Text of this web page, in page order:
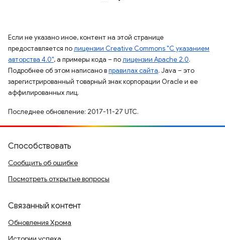
Если не указано иное, контент на этой странице
предоставляется полицензии Creative Commons "С указанием
авторства 4.0", а примеры кода – полицензии Apache 2.0.
Подробнее об этом написано вправилах сайта. Java – это
зарегистрированный товарный знак корпорации Oracle и ее
аффилированных лиц.
Последнее обновление: 2017-11-27 UTC.
Способствовать
Сообщить об ошибке
Посмотреть открытые вопросы
Связанный контент
Обновления Хрома